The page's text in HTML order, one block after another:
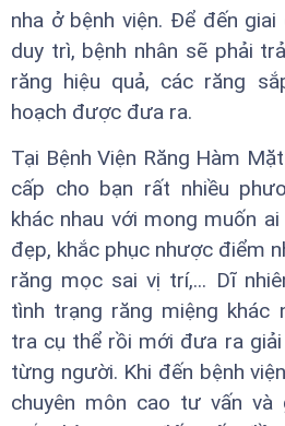
nha ở bệnh viện. Để đến
duy trì, bệnh nhân sẽ phải
răng hiệu quả, các răng
hoạch được đưa ra.
Tại Bệnh Viện Răng Hàm
cấp cho bạn rất nhiều
khác nhau với mong muốn
đẹp, khắc phục nhược điểm
răng mọc sai vị trí,... Dĩ
tình trạng răng miệng khác
tra cụ thể rồi mới đưa ra
từng người. Khi đến bệnh
chuyên môn cao tư vấn và